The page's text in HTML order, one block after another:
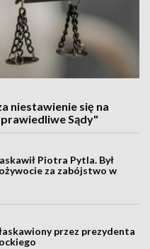
niestawienie się na
Sądy"
Piotra Pytla. Był
za zabójstwo w
przez prezydenta